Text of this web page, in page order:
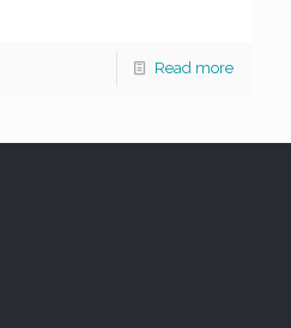
Read more